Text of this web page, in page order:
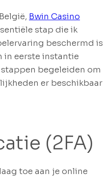
Bwin Casino
stap die ik
beschermd is
in eerste instantie
begeleiden om
er beschikbaar
(2FA)
toe aan je online